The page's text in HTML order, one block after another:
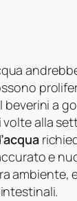
beverini a
alla
e